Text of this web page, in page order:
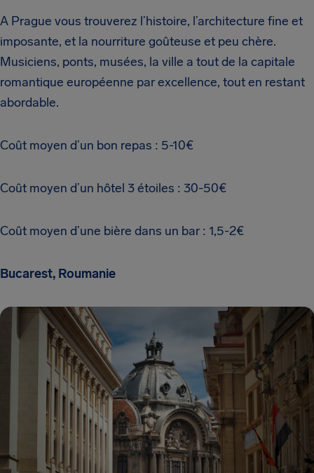
A Prague vous trouverez l’histoire, l’architecture fine et
imposante, et la nourriture goûteuse et peu chère.
Musiciens, ponts, musées, la ville a tout de la capitale
romantique européenne par excellence, tout en restant
abordable.
Coût moyen d’un bon repas : 5-10€
Coût moyen d’un hôtel 3 étoiles : 30-50€
Coût moyen d’une bière dans un bar : 1,5-2€
Bucarest, Roumanie